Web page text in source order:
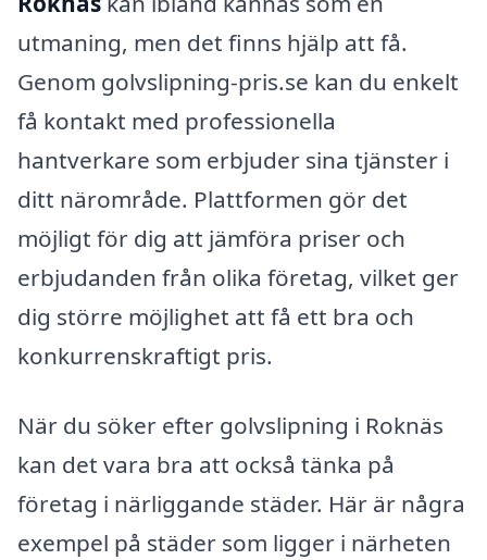
utmaning, men det finns hjälp att få.
Genom golvslipning-pris.se kan du enkelt
få kontakt med professionella
hantverkare som erbjuder sina tjänster i
ditt närområde. Plattformen gör det
möjligt för dig att jämföra priser och
erbjudanden från olika företag, vilket ger
dig större möjlighet att få ett bra och
konkurrenskraftigt pris.
När du söker efter golvslipning i Roknäs
kan det vara bra att också tänka på
företag i närliggande städer. Här är några
exempel på städer som ligger i närheten